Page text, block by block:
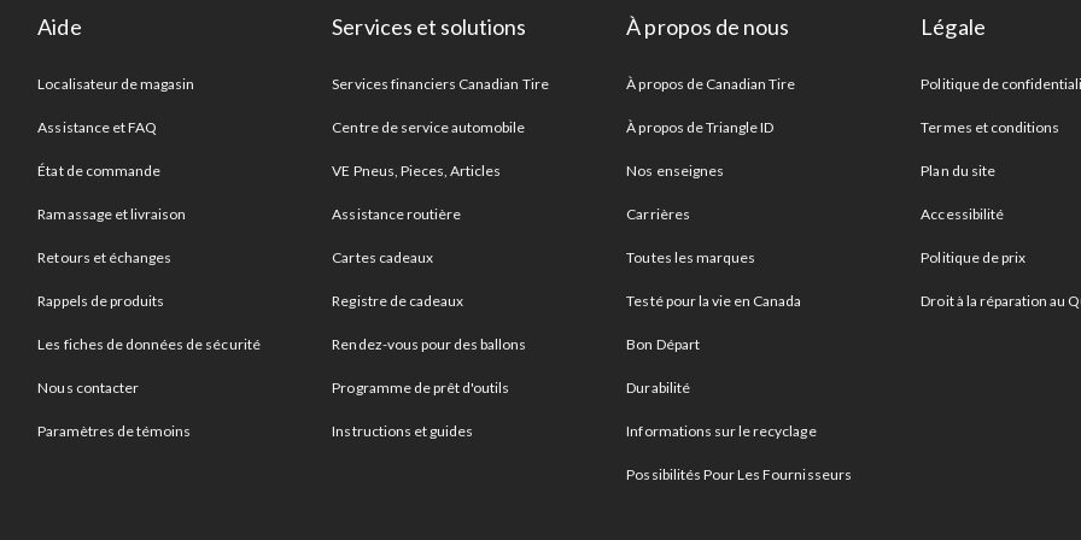
Aide
Localisateur de magasin
Assistance et FAQ
État de commande
Ramassage et livraison
Retours et échanges
Rappels de produits
Les fiches de données de sécurité
Nous contacter
Paramètres de témoins
Services et solutions
Services financiers Canadian Tire
Centre de service automobile
VE Pneus, Pieces, Articles
Assistance routière
Cartes cadeaux
Registre de cadeaux
Rendez-vous pour des ballons
Programme de prêt d'outils
Instructions et guides
À propos de nous
À propos de Canadian Tire
À propos de Triangle ID
Nos enseignes
Carrières
Toutes les marques
Testé pour la vie en Canada
Bon Départ
Durabilité
Informations sur le recyclage
Possibilités Pour Les Fournisseurs
Légale
Politique de
Termes et conditions
Plan du site
Accessibilité
Politique de prix
Droit à la réparation au